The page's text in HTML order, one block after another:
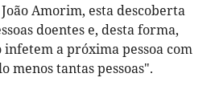
Amorim, esta descoberta
doentes e, desta forma,
a próxima pessoa com
menos tantas pessoas".